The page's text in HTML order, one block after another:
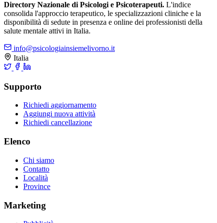
Directory Nazionale di Psicologi e Psicoterapeuti. L'indice
consolida l'approccio terapeutico, le specializzazioni cliniche e la
disponibilità di sedute in presenza e online dei professionisti della
salute mentale attivi in Italia.
info@psicologiainsiemelivorno.it
Italia
Supporto
Richiedi aggiornamento
Aggiungi nuova attività
Richiedi cancellazione
Elenco
Chi siamo
Contatto
Località
Province
Marketing